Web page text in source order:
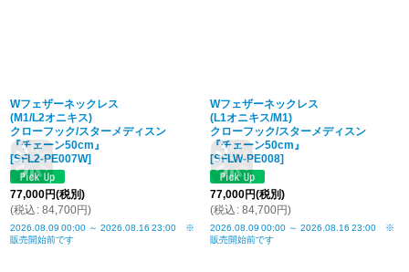
Wフェザーネックレス
(M1/L2オニキス)
クローフック/スターメディスン
『チェーン50cm』
[SFL2-PE007W]
77,000円(税別)
(税込 : 84,700円)
2026.08.09 00:00 ～ 2026.08.16 23:00 ※
販売開始前です
Wフェザーネックレス
(L1オニキス/M1)
クローフック/スターメディスン
『チェーン50cm』
[SFLW-PE008]
77,000円(税別)
(税込 : 84,700円)
2026.08.09 00:00 ～ 2026.08.16 23:00 ※
販売開始前です